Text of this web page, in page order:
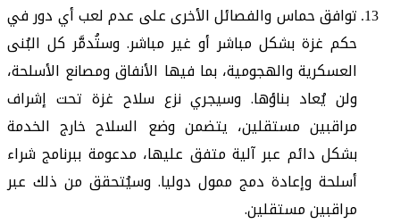
توافق حماس والفصائل الأخرى على عدم لعب أي دور في
حكم غزة بشكل مباشر أو غير مباشر. وستُدمَّر كل البُنى
العسكرية والهجومية، بما فيها الأنفاق ومصانع الأسلحة،
ولن يُعاد بناؤها. وسيجري نزع سلاح غزة تحت إشراف
مراقبين مستقلين، يتضمن وضع السلاح خارج الخدمة
بشكل دائم عبر آلية متفق عليها، مدعومة ببرنامج شراء
أسلحة وإعادة دمج ممول دوليا. وسيُتحقق من ذلك عبر
مراقبين مستقلين.